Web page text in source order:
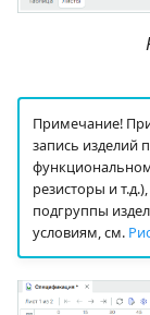
Примечание!
запись изделий
резисторы и
подгруппы
условиям, см.